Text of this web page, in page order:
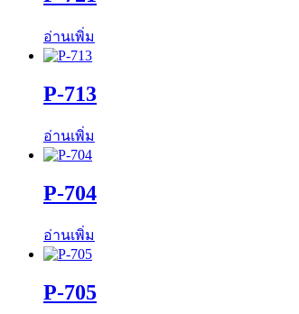
อ่านเพิ่ม
P-713
อ่านเพิ่ม
P-704
อ่านเพิ่ม
P-705